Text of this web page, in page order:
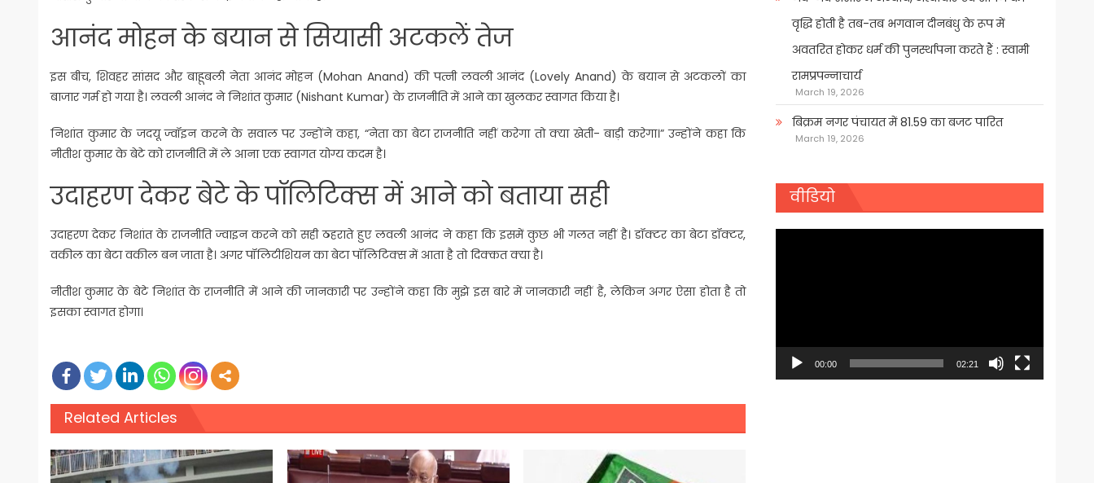
आनंद मोहन के बयान से सियासी अटकलें तेज
इस बीच, शिवहर सांसद और बाहूबली नेता आनंद मोहन (Mohan Anand) की पत्नी लवली आनंद (Lovely Anand) के बयान से अटकलों का
बाजार गर्म हो गया है। लवली आनंद ने निशांत कुमार (Nishant Kumar) के राजनीति में आने का खुलकर स्वागत किया है।
निशांत कुमार के जदयू ज्वॉइन करने के सवाल पर उन्होंने कहा, “नेता का बेटा राजनीति नहीं करेगा तो क्या खेती- बाड़ी करेगा।” उन्होंने कहा कि
नीतीश कुमार के बेटे को राजनीति में ले आना एक स्वागत योग्य कदम है।
उदाहरण देकर बेटे के पॉलिटिक्स में आने को बताया सही
उदाहरण देकर निशांत के राजनीति ज्वाइन करने को सही ठहराते हुए लवली आनंद ने कहा कि इसमें कुछ भी गलत नहीं है। डॉक्टर का बेटा डॉक्टर,
वकील का बेटा वकील बन जाता है। अगर पॉलिटीशियन का बेटा पॉलिटिक्स में आता है तो दिक्कत क्या है।
नीतीश कुमार के बेटे निशांत के राजनीति में आने की जानकारी पर उन्होंने कहा कि मुझे इस बारे में जानकारी नहीं है, लेकिन अगर ऐसा होता है तो
इसका स्वागत होगा।
Related Articles
वृद्धि होती है तब-तब भगवान दीनबंधु के रूप में
अवतरित होकर धर्म की पुनर्स्थापना करते हैं : स्वामी
रामप्रपन्नाचार्य
March 19, 2026
बिक्रम नगर पंचायत में 81.59 का बजट पारित
March 19, 2026
वीडियो
00:00 02:21